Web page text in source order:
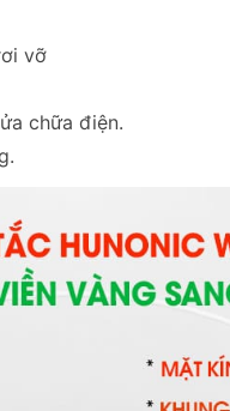
vỡ
chữa điện.